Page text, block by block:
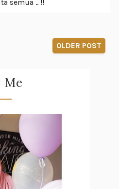
semua .. !!
OLDER POST
Me